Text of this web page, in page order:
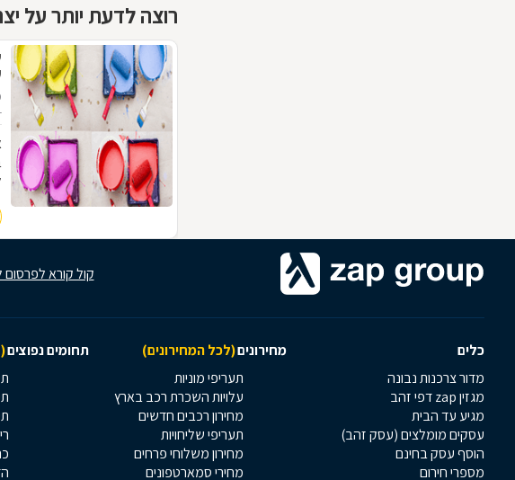
רוצה לדעת יותר על
קול קורא
כלים מחירונים(לכל המחירונים) תחומים נפוצים
מדור צרכנות נבונה
מגזין zap דפי זהב
מגיע עד הבית
עסקים מומלצים (עסק זהב)
הוסף עסק בחינם
מספרי חירום
תעריפי מוניות
עלויות השכרת רכב בארץ
מחירון רכבים חדשים
תעריפי שליחויות
מחירון משלוחי פרחים
מחירי סמארטפונים